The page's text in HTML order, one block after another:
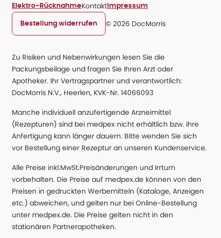
Elektro-RücknahmeKontakt Impressum
Bestellung widerrufen © 2026 DocMorris
Zu Risiken und Nebenwirkungen lesen Sie die
Packungsbeilage und fragen Sie Ihren Arzt oder
Apotheker. Ihr Vertragspartner und verantwortlich:
DocMorris N.V., Heerlen, KVK-Nr. 14066093
Manche individuell anzufertigende Arzneimittel
(Rezepturen) sind bei medpex nicht erhältlich bzw. ihre
Anfertigung kann länger dauern. Bitte wenden Sie sich
vor Bestellung einer Rezeptur an unseren Kundenservice.
Alle Preise inkl.MwSt.Preisänderungen und Irrtum
vorbehalten. Die Preise auf medpex.de können von den
Preisen in gedruckten Werbemitteln (Kataloge, Anzeigen
etc.) abweichen, und gelten nur bei Online-Bestellung
unter medpex.de. Die Preise gelten nicht in den
stationären Partnerapotheken.